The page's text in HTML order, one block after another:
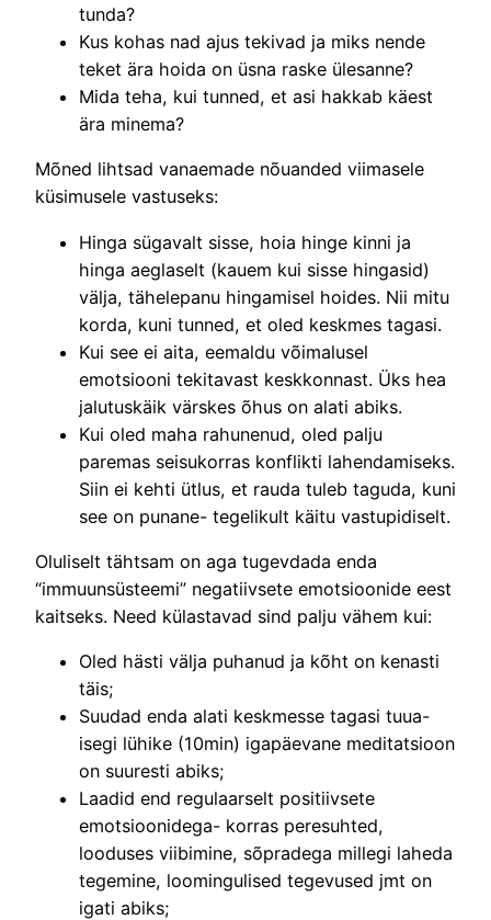
tunda?
Kus kohas nad ajus tekivad ja miks nende
teket ära hoida on üsna raske ülesanne?
Mida teha, kui tunned, et asi hakkab käest
ära minema?
Mõned lihtsad vanaemade nõuanded viimasele
küsimusele vastuseks:
Hinga sügavalt sisse, hoia hinge kinni ja
hinga aeglaselt (kauem kui sisse hingasid)
välja, tähelepanu hingamisel hoides. Nii mitu
korda, kuni tunned, et oled keskmes tagasi.
Kui see ei aita, eemaldu võimalusel
emotsiooni tekitavast keskkonnast. Üks hea
jalutuskäik värskes õhus on alati abiks.
Kui oled maha rahunenud, oled palju
paremas seisukorras konflikti lahendamiseks.
Siin ei kehti ütlus, et rauda tuleb taguda, kuni
see on punane- tegelikult käitu vastupidiselt.
Oluliselt tähtsam on aga tugevdada enda
“immuunsüsteemi” negatiivsete emotsioonide eest
kaitseks. Need külastavad sind palju vähem kui:
Oled hästi välja puhanud ja kõht on kenasti
täis;
Suudad enda alati keskmesse tagasi tuua-
isegi lühike (10min) igapäevane meditatsioon
on suuresti abiks;
Laadid end regulaarselt positiivsete
emotsioonidega- korras peresuhted,
looduses viibimine, sõpradega millegi laheda
tegemine, loomingulised tegevused jmt on
igati abiks;